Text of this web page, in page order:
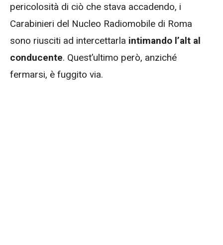
pericolosità di ciò che stava accadendo, i
Carabinieri del Nucleo Radiomobile di Roma
sono riusciti ad intercettarla intimando l’alt al
conducente. Quest’ultimo però, anziché
fermarsi, è fuggito via.